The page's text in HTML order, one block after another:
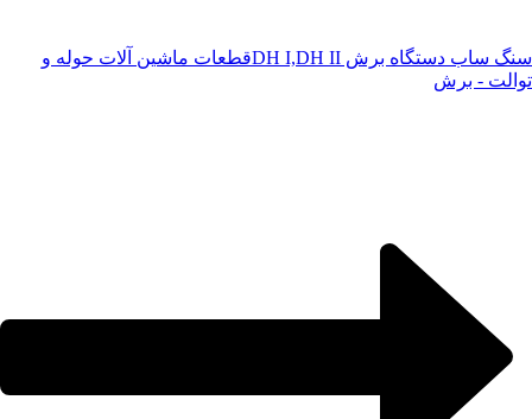
سنگ ساب دستگاه برش DH I,DH II
قطعات ماشین آلات حوله و
توالت - برش